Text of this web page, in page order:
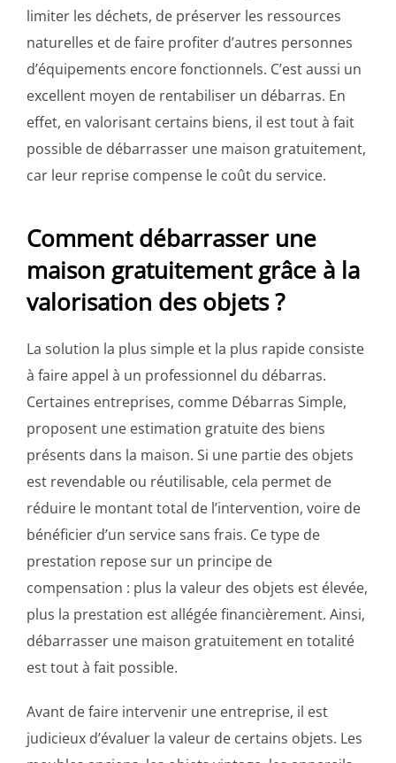
limiter les déchets, de préserver les ressources
naturelles et de faire profiter d’autres personnes
d’équipements encore fonctionnels. C’est aussi un
excellent moyen de rentabiliser un débarras. En
effet, en valorisant certains biens, il est tout à fait
possible de débarrasser une maison gratuitement,
car leur reprise compense le coût du service.
Comment débarrasser une
maison gratuitement grâce à la
valorisation des objets ?
La solution la plus simple et la plus rapide consiste
à faire appel à un professionnel du débarras.
Certaines entreprises, comme Débarras Simple,
proposent une estimation gratuite des biens
présents dans la maison. Si une partie des objets
est revendable ou réutilisable, cela permet de
réduire le montant total de l’intervention, voire de
bénéficier d’un service sans frais. Ce type de
prestation repose sur un principe de
compensation : plus la valeur des objets est élevée,
plus la prestation est allégée financièrement. Ainsi,
débarrasser une maison gratuitement en totalité
est tout à fait possible.
Avant de faire intervenir une entreprise, il est
judicieux d’évaluer la valeur de certains objets. Les